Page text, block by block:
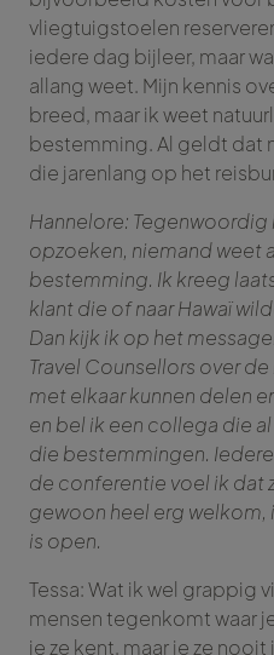
vliegtuigstoelen
iedere dag bijleer, maar
allang weet. Mijn kennis
breed, maar ik weet
bestemming. Al geldt dat
die jarenlang op het
Hannelore: Tegenwoordig
opzoeken, niemand weet
bestemming. Ik kreeg
klant die of naar Hawaï
Dan kijk ik op het
Travel Counsellors over
met elkaar kunnen delen
en bel ik een collega die
die bestemmingen.
de conferentie voel ik dat
gewoon heel erg welkom,
is open.
Tessa: Wat ik wel grappig
mensen tegenkomt waar
je ze kent, maar je ze